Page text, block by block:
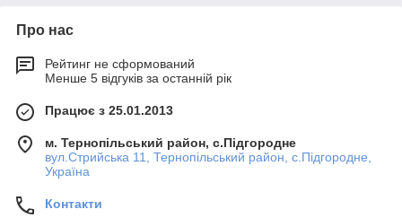
Про нас
Рейтинг не сформований
Менше 5 відгуків за останній рік
Працює з 25.01.2013
м. Тернопільський район, с.Підгородне
вул.Стрийська 11, Тернопільський район, с.Підгородне,
Україна
Контакти